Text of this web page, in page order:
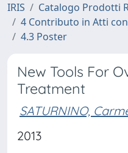
IRIS
Catalogo Prodotti
4 Contributo in Atti
4.3 Poster
New Tools For
Treatment
SATURNINO,
2013